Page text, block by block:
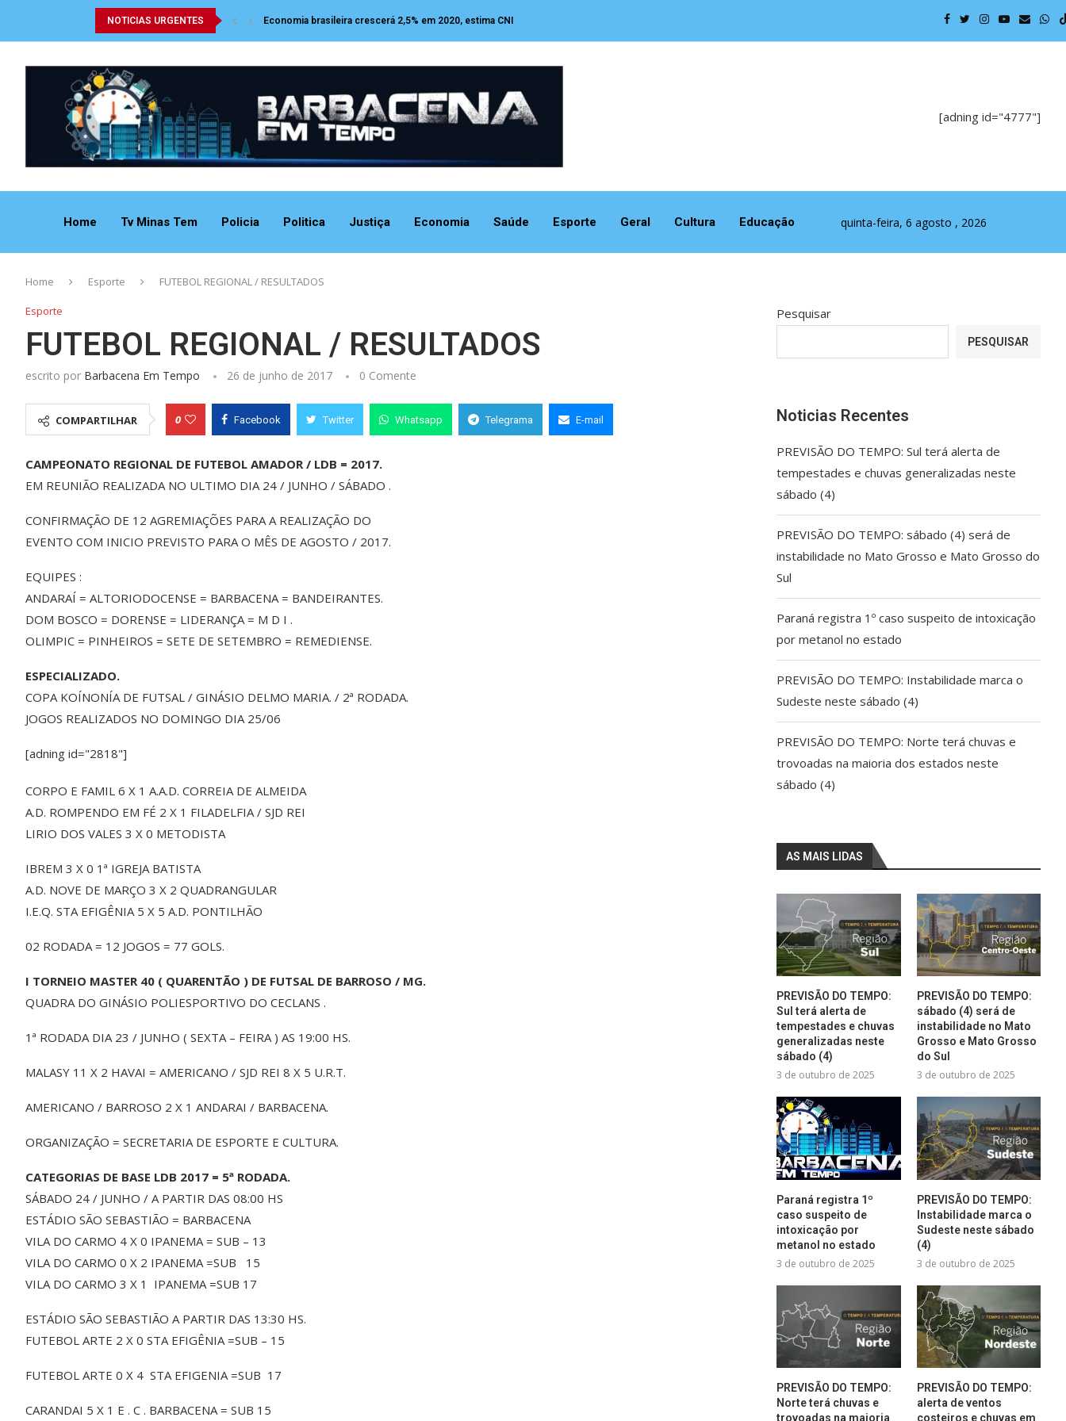
NOTICIAS URGENTES Economia brasileira crescerá 2,5% em 2020, estima CNI Política
[adning id="4777"]
Home Tv Minas Tem Policia Politica Justiça Economia Saúde Esporte Geral Cultura Educação quinta-feira, 6 agosto , 2026
Home Esporte FUTEBOL REGIONAL / RESULTADOS
Esporte
FUTEBOL REGIONAL / RESULTADOS
escrito por Barbacena Em Tempo 26 de junho de 2017 0 Comente
COMPARTILHAR 0 Facebook Twitter Whatsapp Telegrama E-mail
CAMPEONATO REGIONAL DE FUTEBOL AMADOR / LDB = 2017.
EM REUNIÃO REALIZADA NO ULTIMO DIA 24 / JUNHO / SÁBADO .
CONFIRMAÇÃO DE 12 AGREMIAÇÕES PARA A REALIZAÇÃO DO
EVENTO COM INICIO PREVISTO PARA O MÊS DE AGOSTO / 2017.
EQUIPES :
ANDARAÍ = ALTORIODOCENSE = BARBACENA = BANDEIRANTES.
DOM BOSCO = DORENSE = LIDERANÇA = M D I .
OLIMPIC = PINHEIROS = SETE DE SETEMBRO = REMEDIENSE.
ESPECIALIZADO.
COPA KOÍNONÍA DE FUTSAL / GINÁSIO DELMO MARIA. / 2ª RODADA.
JOGOS REALIZADOS NO DOMINGO DIA 25/06
[adning id="2818"]
CORPO E FAMIL 6 X 1 A.A.D. CORREIA DE ALMEIDA
A.D. ROMPENDO EM FÉ 2 X 1 FILADELFIA / SJD REI
LIRIO DOS VALES 3 X 0 METODISTA
IBREM 3 X 0 1ª IGREJA BATISTA
A.D. NOVE DE MARÇO 3 X 2 QUADRANGULAR
I.E.Q. STA EFIGÊNIA 5 X 5 A.D. PONTILHÃO
02 RODADA = 12 JOGOS = 77 GOLS.
I TORNEIO MASTER 40 ( QUARENTÃO ) DE FUTSAL DE BARROSO / MG.
QUADRA DO GINÁSIO POLIESPORTIVO DO CECLANS .
1ª RODADA DIA 23 / JUNHO ( SEXTA – FEIRA ) AS 19:00 HS.
MALASY 11 X 2 HAVAI = AMERICANO / SJD REI 8 X 5 U.R.T.
AMERICANO / BARROSO 2 X 1 ANDARAI / BARBACENA.
ORGANIZAÇÃO = SECRETARIA DE ESPORTE E CULTURA.
CATEGORIAS DE BASE LDB 2017 = 5ª RODADA.
SÁBADO 24 / JUNHO / A PARTIR DAS 08:00 HS
ESTÁDIO SÃO SEBASTIÃO = BARBACENA
VILA DO CARMO 4 X 0 IPANEMA = SUB – 13
VILA DO CARMO 0 X 2 IPANEMA =SUB 15
VILA DO CARMO 3 X 1 IPANEMA =SUB 17
ESTÁDIO SÃO SEBASTIÃO A PARTIR DAS 13:30 HS.
FUTEBOL ARTE 2 X 0 STA EFIGÊNIA =SUB – 15
FUTEBOL ARTE 0 X 4 STA EFIGENIA =SUB 17
CARANDAI 5 X 1 E . C . BARBACENA = SUB 15
Pesquisar
PESQUISAR
Noticias Recentes
PREVISÃO DO TEMPO: Sul terá alerta de
tempestades e chuvas generalizadas neste
sábado (4)
PREVISÃO DO TEMPO: sábado (4) será de
instabilidade no Mato Grosso e Mato Grosso do
Sul
Paraná registra 1º caso suspeito de intoxicação
por metanol no estado
PREVISÃO DO TEMPO: Instabilidade marca o
Sudeste neste sábado (4)
PREVISÃO DO TEMPO: Norte terá chuvas e
trovoadas na maioria dos estados neste
sábado (4)
AS MAIS LIDAS
PREVISÃO DO TEMPO:
Sul terá alerta de
tempestades e chuvas
generalizadas neste
sábado (4)
3 de outubro de 2025
PREVISÃO DO TEMPO:
sábado (4) será de
instabilidade no Mato
Grosso e Mato Grosso
do Sul
3 de outubro de 2025
Paraná registra 1º
caso suspeito de
intoxicação por
metanol no estado
3 de outubro de 2025
PREVISÃO DO TEMPO:
Instabilidade marca o
Sudeste neste sábado
(4)
3 de outubro de 2025
PREVISÃO DO TEMPO:
Norte terá chuvas e
trovoadas na maioria
PREVISÃO DO TEMPO:
alerta de ventos
costeiros e chuvas em